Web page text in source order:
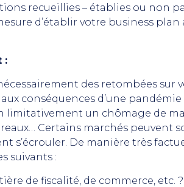
recueillies – établies ou non
d’établir votre business
:
des retombées sur
conséquences d’une
un chômage de
Certains marchés peuvent
s’écrouler. De manière très
suivants :
de fiscalité, de commerce, etc. ?